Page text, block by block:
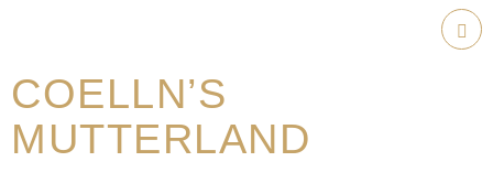
COELLN’S
MUTTERLAND